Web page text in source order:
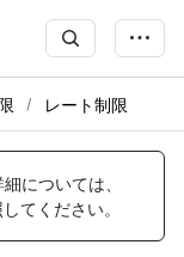
レート制限
細については、
てください。